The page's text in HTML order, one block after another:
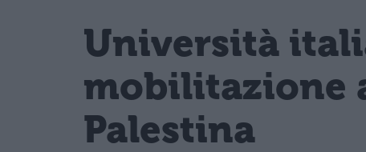
Università
mobilitazione
Palestina